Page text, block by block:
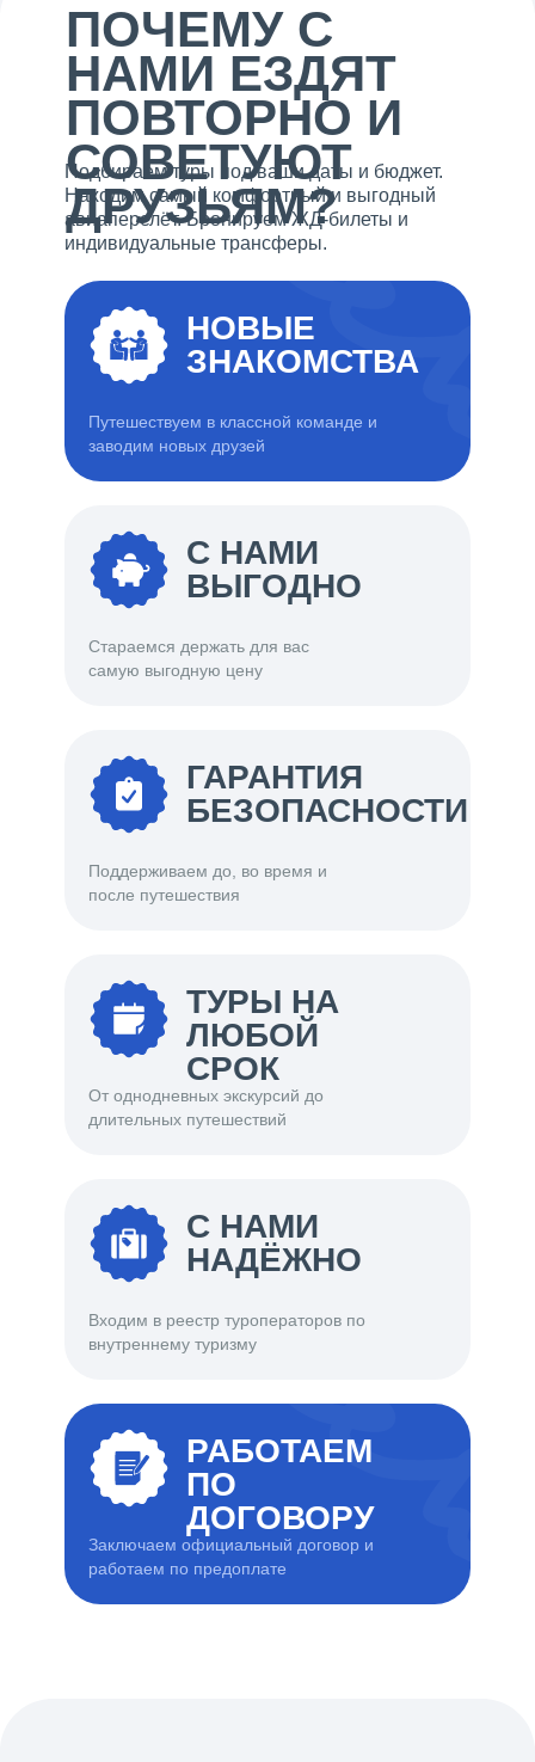
Подбираем туры под ваши даты и бюджет.
Находим самый комфортный и выгодный
авиаперелёт. Бронируем ЖД-билеты и
индивидуальные трансферы.
ПОЧЕМУ С
НАМИ ЕЗДЯТ
ПОВТОРНО И
СОВЕТУЮТ
ДРУЗЬЯМ?
НОВЫЕ
ЗНАКОМСТВА
Путешествуем в классной команде и
заводим новых друзей
С НАМИ
ВЫГОДНО
Стараемся держать для вас
самую выгодную цену
ГАРАНТИЯ
БЕЗОПАСНОСТИ
Поддерживаем до, во время и
после путешествия
ТУРЫ НА
ЛЮБОЙ
СРОК
От однодневных экскурсий до
длительных путешествий
С НАМИ
НАДЁЖНО
Входим в реестр туроператоров по
внутреннему туризму
РАБОТАЕМ
ПО
ДОГОВОРУ
Заключаем официальный договор и
работаем по предоплате